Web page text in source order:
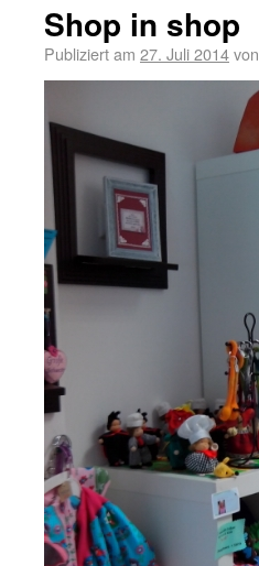
Shop in shop
Publiziert am 27. Juli 2014von